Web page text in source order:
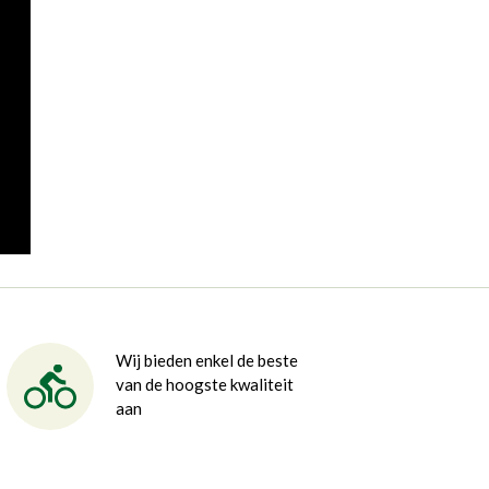
Wij bieden enkel de beste
van de hoogste kwaliteit
aan